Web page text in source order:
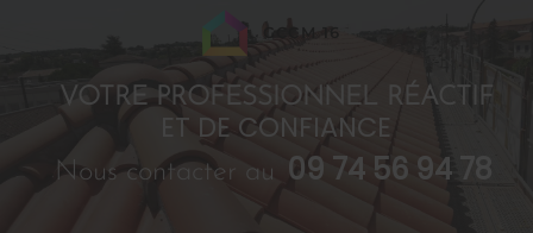
VOTRE PROFESSIONNEL RÉACTIF
ET DE CONFIANCE
Nous contacter au 09 74 56 94 78